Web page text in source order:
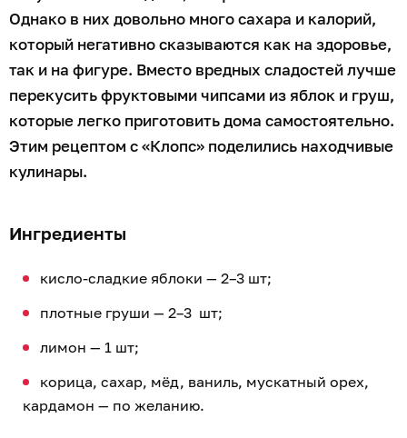
Однако в них довольно много сахара и калорий,
который негативно сказываются как на здоровье,
так и на фигуре. Вместо вредных сладостей лучше
перекусить фруктовыми чипсами из яблок и груш,
которые легко приготовить дома самостоятельно.
Этим рецептом с «Клопс» поделились находчивые
кулинары.
Ингредиенты
кисло-сладкие яблоки — 2–3 шт;
плотные груши — 2–3 шт;
лимон — 1 шт;
корица, сахар, мёд, ваниль, мускатный орех,
кардамон — по желанию.